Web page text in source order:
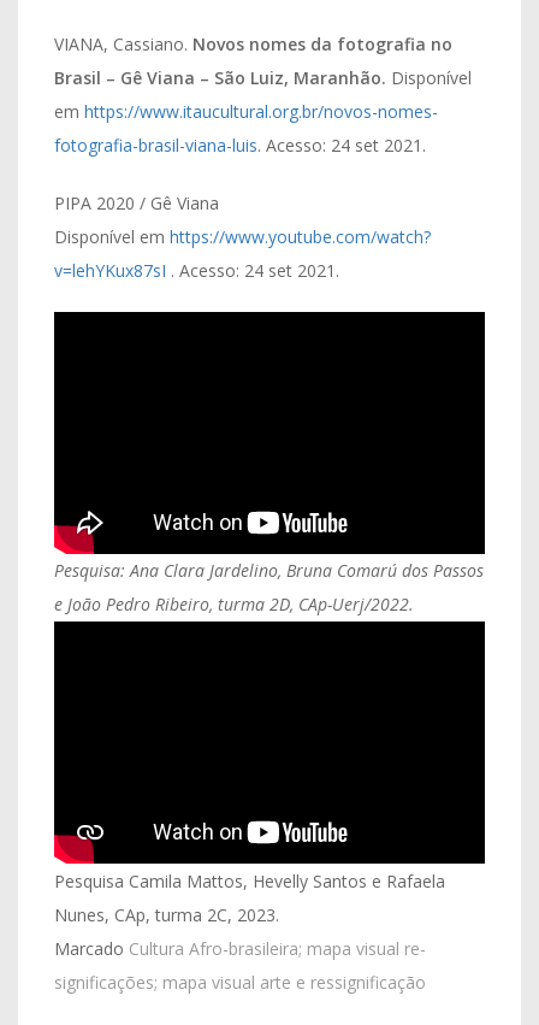
VIANA, Cassiano. Novos nomes da fotografia no
Brasil – Gê Viana – São Luiz, Maranhão. Disponível
em https://www.itaucultural.org.br/novos-nomes-
fotografia-brasil-viana-luis. Acesso: 24 set 2021.
PIPA 2020 / Gê Viana
Disponível em https://www.youtube.com/watch?
v=lehYKux87sI . Acesso: 24 set 2021.
Pesquisa: Ana Clara Jardelino, Bruna Comarú dos Passos
e João Pedro Ribeiro, turma 2D, CAp-Uerj/2022.
Pesquisa Camila Mattos, Hevelly Santos e Rafaela
Nunes, CAp, turma 2C, 2023.
Marcado Cultura Afro-brasileira; mapa visual re-
significações; mapa visual arte e ressignificação